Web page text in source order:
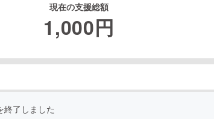
現在の支援総額
1,000円
終了しました